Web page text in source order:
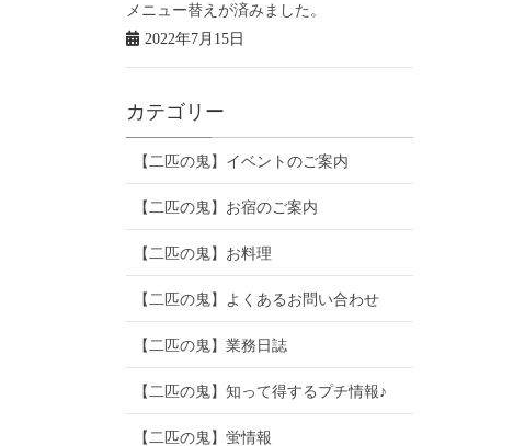
メニュー替えが済みました。
2022年7月15日
カテゴリー
【二匹の鬼】イベントのご案内
【二匹の鬼】お宿のご案内
【二匹の鬼】お料理
【二匹の鬼】よくあるお問い合わせ
【二匹の鬼】業務日誌
【二匹の鬼】知って得するプチ情報♪
【二匹の鬼】蛍情報